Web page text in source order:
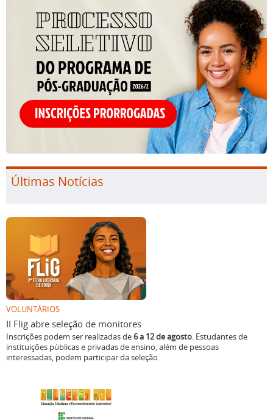
Últimas Notícias
VOLUNTÁRIOS
II Flig abre seleção de monitores
Inscrições podem ser realizadas de6 a 12 de agosto. Estudantes de
instituições públicas e privadas de ensino, além de pessoas
interessadas, podem participar da seleção.